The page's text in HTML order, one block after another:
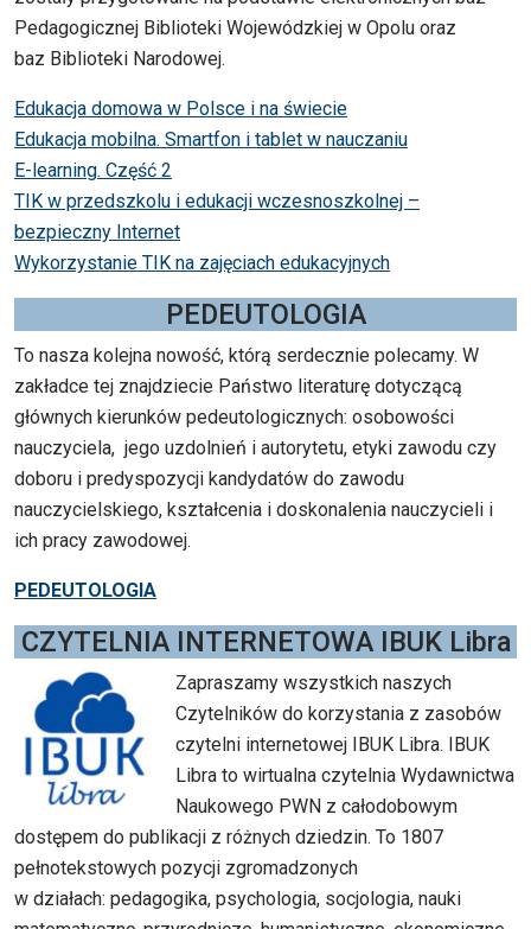
Pedagogicznej Biblioteki Wojewódzkiej w Opolu oraz
baz Biblioteki Narodowej.
Edukacja domowa w Polsce i na świecie
Edukacja mobilna. Smartfon i tablet w nauczaniu
E-learning. Część 2
TIK w przedszkolu i edukacji wczesnoszkolnej –
bezpieczny Internet
Wykorzystanie TIK na zajęciach edukacyjnych
PEDEUTOLOGIA
To nasza kolejna nowość, którą serdecznie polecamy. W
zakładce tej znajdziecie Państwo literaturę dotyczącą
głównych kierunków pedeutologicznych: osobowości
nauczyciela, jego uzdolnień i autorytetu, etyki zawodu czy
doboru i predyspozycji kandydatów do zawodu
nauczycielskiego, kształcenia i doskonalenia nauczycieli i
ich pracy zawodowej.
PEDEUTOLOGIA
CZYTELNIA INTERNETOWA IBUK Libra
Zapraszamy wszystkich naszych
Czytelników do korzystania z zasobów
czytelni internetowej IBUK Libra. IBUK
Libra to wirtualna czytelnia Wydawnictwa
Naukowego PWN z całodobowym
dostępem do publikacji z różnych dziedzin. To 1807
pełnotekstowych pozycji zgromadzonych
w działach: pedagogika, psychologia, socjologia, nauki